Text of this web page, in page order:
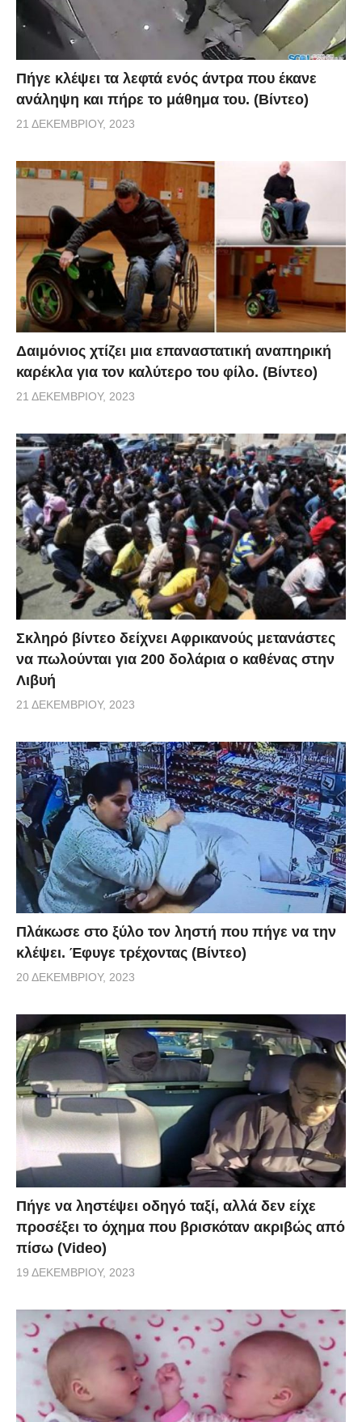
Πήγε κλέψει τα λεφτά ενός άντρα που έκανε
ανάληψη και πήρε το μάθημα του. (Βίντεο)
21 ΔΕΚΕΜΒΡΊΟΥ, 2023
Δαιμόνιος χτίζει μια επαναστατική αναπηρική
καρέκλα για τον καλύτερο του φίλο. (Βίντεο)
21 ΔΕΚΕΜΒΡΊΟΥ, 2023
Σκληρό βίντεο δείχνει Αφρικανούς μετανάστες
να πωλούνται για 200 δολάρια ο καθένας στην
Λιβυή
21 ΔΕΚΕΜΒΡΊΟΥ, 2023
Πλάκωσε στο ξύλο τον ληστή που πήγε να την
κλέψει. Έφυγε τρέχοντας (Βίντεο)
20 ΔΕΚΕΜΒΡΊΟΥ, 2023
Πήγε να ληστέψει οδηγό ταξί, αλλά δεν είχε
προσέξει το όχημα που βρισκόταν ακριβώς από
πίσω (Video)
19 ΔΕΚΕΜΒΡΊΟΥ, 2023